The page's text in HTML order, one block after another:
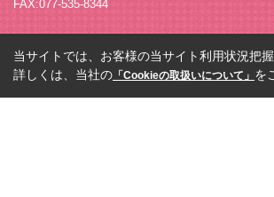
FAX:077-535-8344
当サイトでは、お客様の当サイト利用状況把
詳しくは、当社の 「Cookieの取扱いについて」 を